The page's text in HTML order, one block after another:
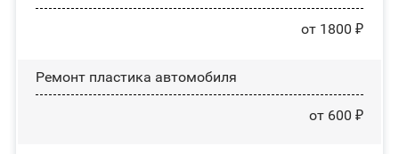
от 1800 ₽
Ремонт пластика автомобиля
от 600 ₽